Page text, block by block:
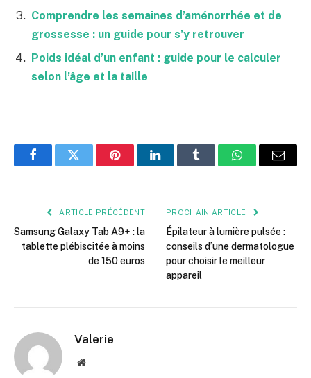
Comprendre les semaines d’aménorrhée et de
grossesse : un guide pour s’y retrouver
Poids idéal d’un enfant : guide pour le calculer
selon l’âge et la taille
FacebookTwitter PinterestLinkedInTumblr WhatsApp
E-
ARTICLE PRÉCÉDENT
Samsung Galaxy Tab A9+ : la
tablette plébiscitée à moins
de 150 euros
PROCHAIN ARTICLE
Épilateur à lumière pulsée :
conseils d’une dermatologue
pour choisir le meilleur
appareil
Valerie
Site